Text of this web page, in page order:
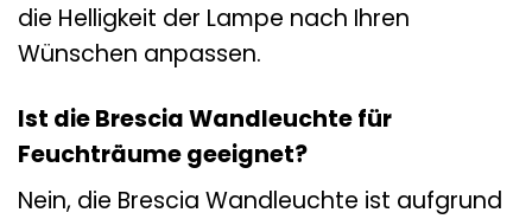
die Helligkeit der Lampe nach Ihren
Wünschen anpassen.
Ist die Brescia Wandleuchte für
Feuchträume geeignet?
Nein, die Brescia Wandleuchte ist aufgrund